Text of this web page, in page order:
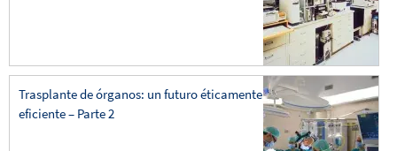
Trasplante de órganos: un futuro éticamente
eficiente – Parte 2